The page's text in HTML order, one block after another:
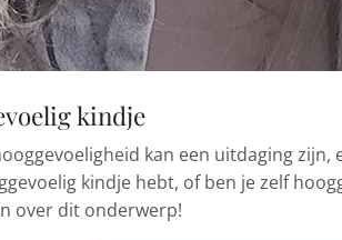
kindje
kan een uitdaging zijn,
kindje hebt, of ben je zelf
over dit onderwerp!